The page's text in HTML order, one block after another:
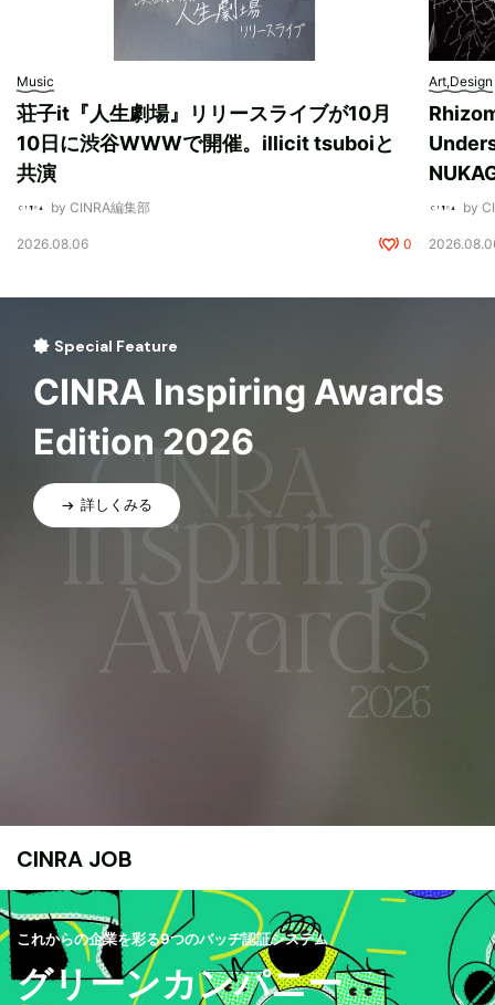
Music
荘子it『人生劇場』リリースライブが10月
10日に渋谷WWWで開催。illicit tsuboiと
共演
by CINRA編集部
2026.08.06 0
Art,Design
by
Special Feature
CINRA Inspiring Awards
Edition 2026
詳しくみる
CINRA JOB
これからの企業を彩る9つのバッヂ認証システム
グリーンカンパニー